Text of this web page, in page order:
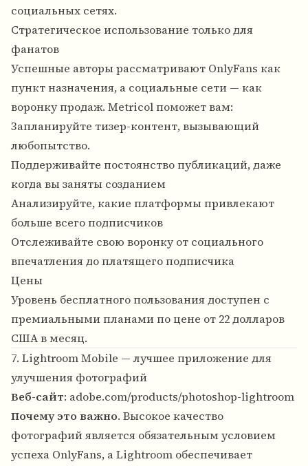
социальных сетях.
Стратегическое использование только для
фанатов
Успешные авторы рассматривают OnlyFans как
пункт назначения, а социальные сети — как
воронку продаж. Metricol поможет вам:
Запланируйте тизер-контент, вызывающий
любопытство.
Поддерживайте постоянство публикаций, даже
когда вы заняты созданием
Анализируйте, какие платформы привлекают
больше всего подписчиков
Отслеживайте свою воронку от социального
впечатления до платящего подписчика
Цены
Уровень бесплатного пользования доступен с
премиальными планами по цене от 22 долларов
США в месяц.
7. Lightroom Mobile — лучшее приложение для
улучшения фотографий
Веб-сайт: adobe.com/products/photoshop-lightroom
Почему это важно. Высокое качество
фотографий является обязательным условием
успеха OnlyFans, а Lightroom обеспечивает